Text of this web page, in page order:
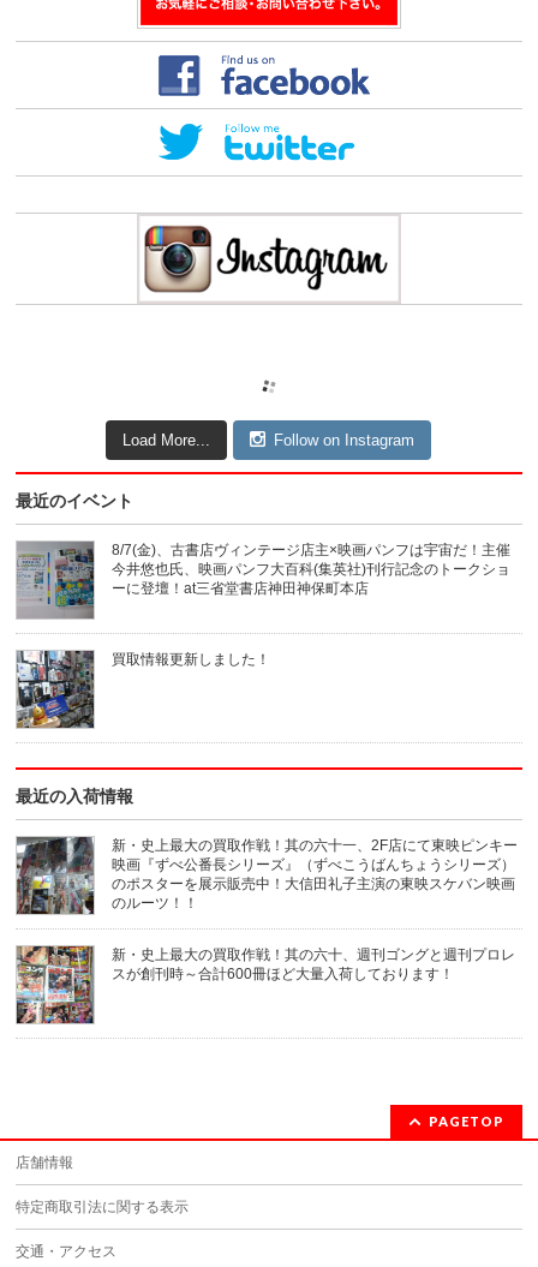
Load More... Follow on Instagram
最近のイベント
8/7(金)、古書店ヴィンテージ店主×映画パンフは宇宙だ！主催
今井悠也氏、映画パンフ大百科(集英社)刊行記念のトークショ
ーに登壇！at三省堂書店神田神保町本店
買取情報更新しました！
最近の入荷情報
新・史上最大の買取作戦！其の六十一、2F店にて東映ピンキー
映画『ずべ公番長シリーズ』（ずべこうばんちょうシリーズ）
のポスターを展示販売中！大信田礼子主演の東映スケバン映画
のルーツ！！
新・史上最大の買取作戦！其の六十、週刊ゴングと週刊プロレ
スが創刊時～合計600冊ほど大量入荷しております！
PAGETOP
店舗情報
特定商取引法に関する表示
交通・アクセス